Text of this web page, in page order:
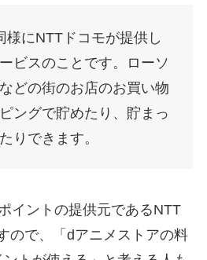
様にNTTドコモが提供し
ビスのことです。ローソ
どの街のお店のお買い物
ングで貯めたり、貯まっ
りできます。
イントの提供元であるNTT
ので、「dアニメストアの料